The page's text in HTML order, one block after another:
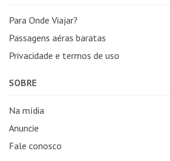
Para Onde Viajar?
Passagens aéras baratas
Privacidade e termos de uso
SOBRE
Na mídia
Anuncie
Fale conosco